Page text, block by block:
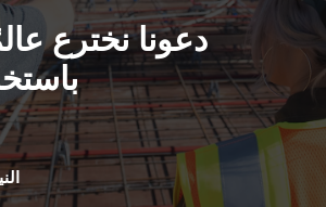
دعونا نخترع